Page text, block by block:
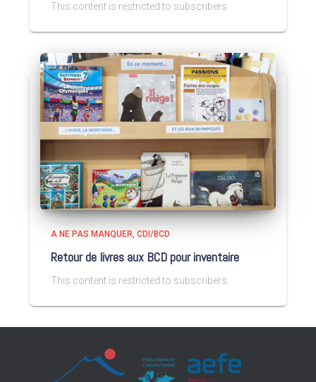
This content is restricted to subscribers
A NE PAS MANQUER CDI/BCD
Retour de livres aux BCD pour inventaire
This content is restricted to subscribers